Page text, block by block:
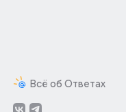
Всё об Ответах